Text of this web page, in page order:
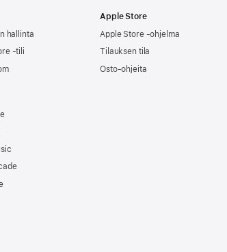
hallinta
-tili
Apple Store
Apple Store -ohjelma
Tilauksen tila
Osto-ohjeita